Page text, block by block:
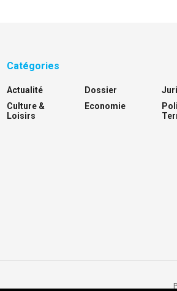
Catégories
Actualité
Culture &
Loisirs
Dossier
Economie